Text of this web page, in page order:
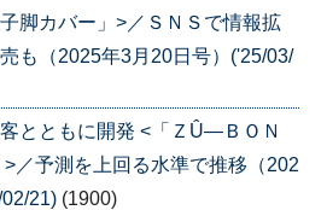
脚カバー」>／ＳＮＳで情報拡
も（2025年3月20日号）('25/03/
客とともに開発 <「ＺÛ―ＢＯＮ
>／予測を上回る水準で推移（202
21) (1900)